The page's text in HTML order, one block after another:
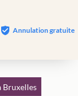
Annulation gratuite
Bruxelles